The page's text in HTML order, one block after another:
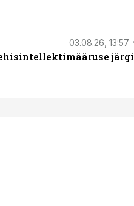
03.08.26, 13:57
järgi